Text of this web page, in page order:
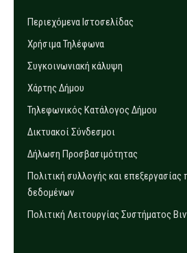
Περιεχόμενα Ιστοσελίδας
Χρήσιμα Τηλέφωνα
Συγκοινωνιακή κάλυψη
Χάρτης Δήμου
Τηλεφωνικός Κατάλογος Δήμου
Δικτυακοί Σύνδεσμοι
Δήλωση Προσβασιμότητας
Πολιτική συλλογής και
δεδομένων
Πολιτική Λειτουργίας Συστήματος